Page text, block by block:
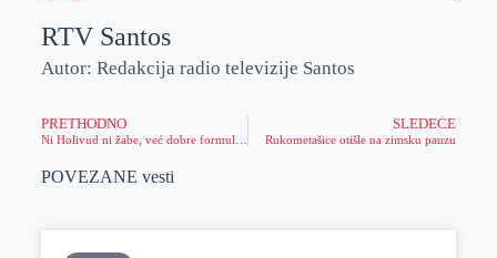
RTV Santos
Autor: Redakcija radio televizije Santos
PRETHODNO SLEDEĆE
Rukometašice otišle na zimsku pauzu
POVEZANE vesti